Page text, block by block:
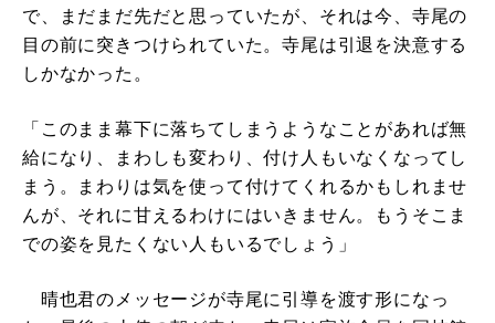
で、まだまだ先だと思っていたが、それは今、寺尾の
目の前に突きつけられていた。寺尾は引退を決意する
しかなかった。
「このまま幕下に落ちてしまうようなことがあれば無
給になり、まわしも変わり、付け人もいなくなってし
まう。まわりは気を使って付けてくれるかもしれませ
んが、それに甘えるわけにはいきません。もうそこま
での姿を見たくない人もいるでしょう」
晴也君のメッセージが寺尾に引導を渡す形になっ